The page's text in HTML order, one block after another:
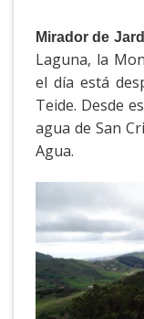
Mirador de
Laguna, la
el día está
Teide. Desde
agua de San
Agua.